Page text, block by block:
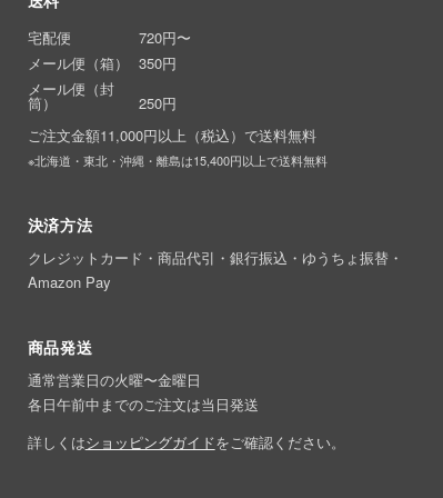
宅配便
720円〜
メール便（箱）
350円
メール便（封
筒）
250円
ご注文金額11,000円以上（税込）で送料無料
※北海道・東北・沖縄・離島は15,400円以上で送料無料
決済方法
クレジットカード・商品代引・銀行振込・ゆうちょ振替・
Amazon Pay
商品発送
通常営業日の火曜〜金曜日
各日午前中までのご注文は当日発送
詳しくはショッピングガイドをご確認ください。